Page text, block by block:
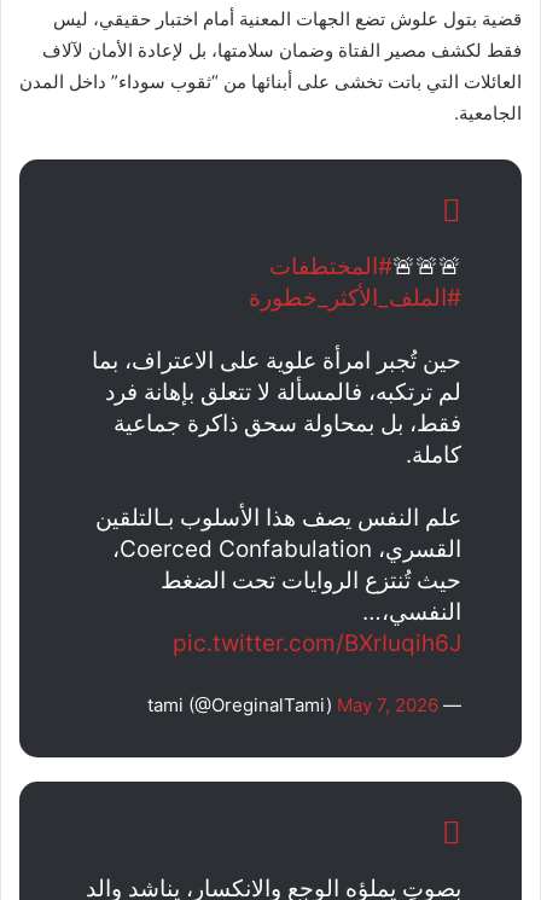
قضية بتول علوش تضع الجهات المعنية أمام اختبار حقيقي، ليس
فقط لكشف مصير الفتاة وضمان سلامتها، بل لإعادة الأمان لآلاف
العائلات التي باتت تخشى على أبنائها من “ثقوب سوداء” داخل المدن
الجامعية.
🚨🚨🚨#المختطفات
#الملف_الأكثر_خطورة
حين تُجبر امرأة علوية على الاعتراف، بما
لم ترتكبه، فالمسألة لا تتعلق بإهانة فرد
فقط، بل بمحاولة سحق ذاكرة جماعية
كاملة.
علم النفس يصف هذا الأسلوب بـالتلقين
القسري، Coerced Confabulation،
حيث تُنتزع الروايات تحت الضغط
النفسي،…
pic.twitter.com/BXrIuqih6J
— tami (@OreginalTami)
May 7, 2026
بصوتٍ يملؤه الوجع والانكسار، يناشد والد